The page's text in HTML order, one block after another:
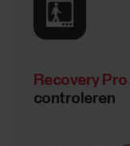
Recovery Pro
controleren